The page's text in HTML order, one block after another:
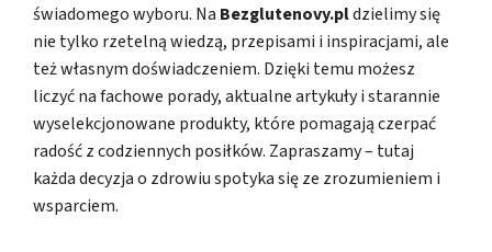
świadomego wyboru. Na Bezglutenovy.pldzielimy się
nie tylko rzetelną wiedzą, przepisami i inspiracjami, ale
też własnym doświadczeniem. Dzięki temu możesz
liczyć na fachowe porady, aktualne artykuły i starannie
wyselekcjonowane produkty, które pomagają czerpać
radość z codziennych posiłków. Zapraszamy – tutaj
każda decyzja o zdrowiu spotyka się ze zrozumieniem i
wsparciem.